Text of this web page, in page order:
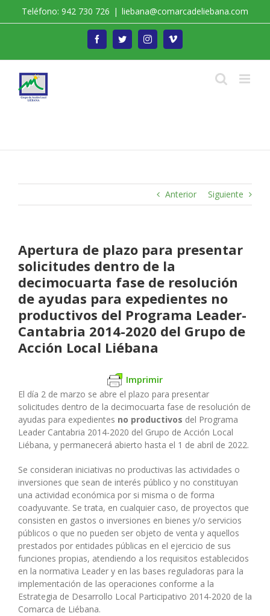
Teléfono: 942 730 726 | liebana@comarcadeliebana.com
FacebookTwitterInstagramVimeo
Anterior Siguiente
Apertura de plazo para presentar
solicitudes dentro de la
decimocuarta fase de resolución
de ayudas para expedientes no
productivos del Programa Leader-
Cantabria 2014-2020 del Grupo de
Acción Local Liébana
Imprimir
El día 2 de marzo se abre el plazo para presentar
solicitudes dentro de la decimocuarta fase de resolución de
ayudas para expedientes no productivos del Programa
Leader Cantabria 2014-2020 del Grupo de Acción Local
Liébana, y permanecerá abierto hasta el 1 de abril de 2022.
Se consideran iniciativas no productivas las actividades o
inversiones que sean de interés público y no constituyan
una actividad económica por si misma o de forma
coadyuvante. Se trata, en cualquier caso, de proyectos que
consisten en gastos o inversiones en bienes y/o servicios
públicos o que no pueden ser objeto de venta y aquellos
prestados por entidades públicas en el ejercicio de sus
funciones propias, atendiendo a los requisitos establecidos
en la normativa Leader y en las bases reguladoras para la
implementación de las operaciones conforme a la
Estrategia de Desarrollo Local Participativo 2014-2020 de la
Comarca de Liébana.